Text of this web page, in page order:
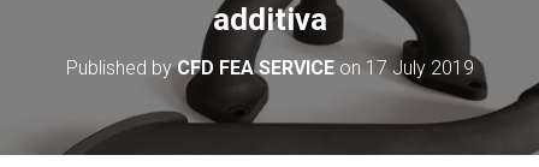
additiva
Published byCFD FEA SERVICEon 17 July 2019